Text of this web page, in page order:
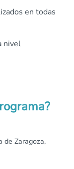
en todas
nivel
de Zaragoza,